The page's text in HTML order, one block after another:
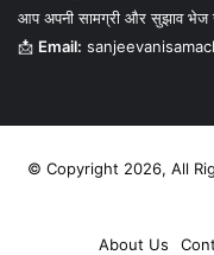
आप अपनी सामग्री और सुझाव
📩 Email:
© Copyright 2026, All
About Us